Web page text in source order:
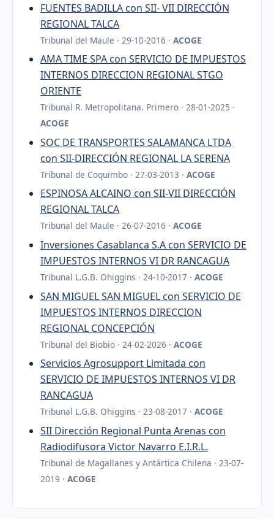
FUENTES BADILLA con SII- VII DIRECCIÓN
REGIONAL TALCA
Tribunal del Maule · 29-10-2016 · ACOGE
AMA TIME SPA con SERVICIO DE IMPUESTOS
INTERNOS DIRECCION REGIONAL STGO
ORIENTE
Tribunal R. Metropolitana. Primero · 28-01-2025 ·
ACOGE
SOC DE TRANSPORTES SALAMANCA LTDA
con SII-DIRECCIÓN REGIONAL LA SERENA
Tribunal de Coquimbo · 27-03-2013 · ACOGE
ESPINOSA ALCAINO con SII-VII DIRECCIÓN
REGIONAL TALCA
Tribunal del Maule · 26-07-2016 · ACOGE
Inversiones Casablanca S.A con SERVICIO DE
IMPUESTOS INTERNOS VI DR RANCAGUA
Tribunal L.G.B. Ohiggins · 24-10-2017 · ACOGE
SAN MIGUEL SAN MIGUEL con SERVICIO DE
IMPUESTOS INTERNOS DIRECCION
REGIONAL CONCEPCIÓN
Tribunal del Biobio · 24-02-2026 · ACOGE
Servicios Agrosupport Limitada con
SERVICIO DE IMPUESTOS INTERNOS VI DR
RANCAGUA
Tribunal L.G.B. Ohiggins · 23-08-2017 · ACOGE
SII Dirección Regional Punta Arenas con
Radiodifusora Victor Navarro E.I.R.L.
Tribunal de Magallanes y Antártica Chilena · 23-07-
2019 · ACOGE